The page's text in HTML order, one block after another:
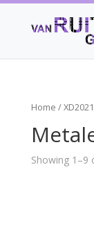
Home /XD2021
Showing 1–9